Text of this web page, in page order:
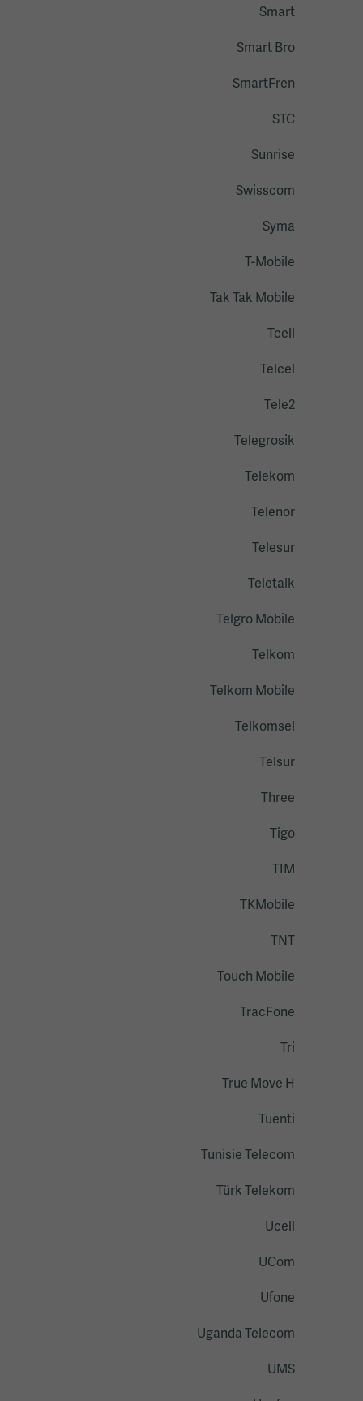
Smart
Smart Bro
SmartFren
STC
Sunrise
Swisscom
Syma
T-Mobile
Tak Tak Mobile
Tcell
Telcel
Tele2
Telegrosik
Telekom
Telenor
Telesur
Teletalk
Telgro Mobile
Telkom
Telkom Mobile
Telkomsel
Telsur
Three
Tigo
TIM
TKMobile
TNT
Touch Mobile
TracFone
Tri
True Move H
Tuenti
Tunisie Telecom
Türk Telekom
Ucell
UCom
Ufone
Uganda Telecom
UMS